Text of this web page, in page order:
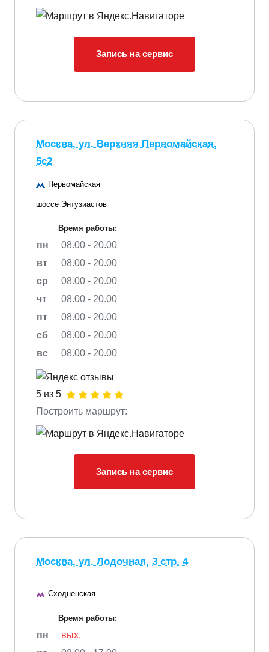
Запись на сервис
Москва, ул. Верхняя Первомайская,
5с2
Первомайская
шоссе Энтузиастов
Время работы:
пн
08.00 - 20.00
вт
08.00 - 20.00
ср
08.00 - 20.00
чт
08.00 - 20.00
пт
08.00 - 20.00
сб
08.00 - 20.00
вс
08.00 - 20.00
5 из 5
Построить маршрут:
Запись на сервис
Москва, ул. Лодочная, 3 стр. 4
Сходненская
Время работы:
пн
вых.